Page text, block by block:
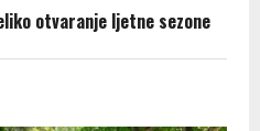
otvaranje ljetne sezone